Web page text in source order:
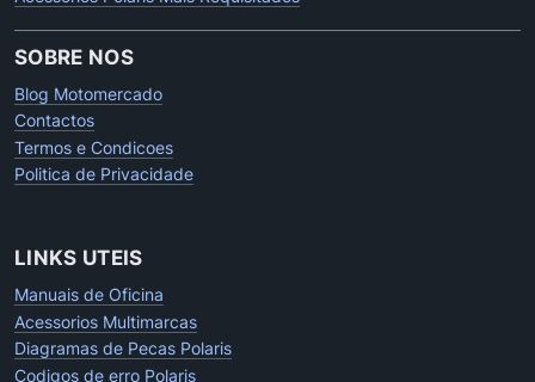
SOBRE NOS
Blog Motomercado
Contactos
Termos e Condicoes
Politica de Privacidade
LINKS UTEIS
Manuais de Oficina
Acessorios Multimarcas
Diagramas de Pecas Polaris
Codigos de erro Polaris